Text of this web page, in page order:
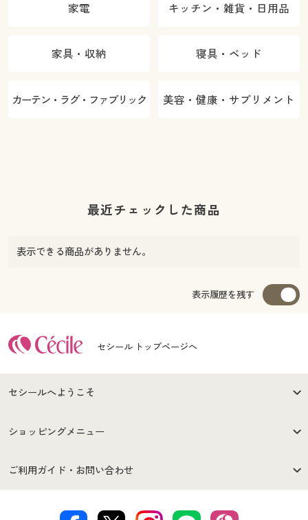
家電 キッチン・雑貨・日用品
家具・収納 寝具・ベッド
カーテン・ラグ・ファブリック 美容・健康・サプリメント
最近チェックした商品
表示できる商品がありません。
表示履歴を残す
セシール トップページへ
セシールへようこそ
はじめての方へ
セシールご利用規約
ショッピングメニュー
商品カテゴリ
ご利用ガイド・お問い合わせ